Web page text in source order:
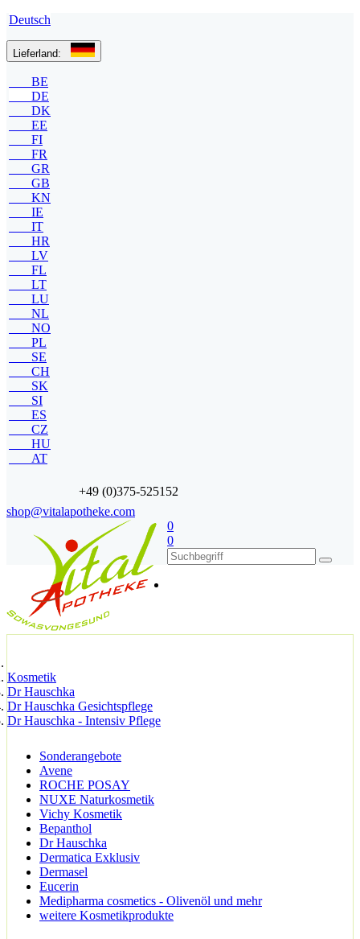
Deutsch
BE
DE
DK
EE
FI
FR
GR
GB
KN
IE
IT
HR
LV
FL
LT
LU
NL
NO
PL
SE
CH
SK
SI
ES
CZ
HU
AT
+49 (0)375-525152
shop@vitalapotheke.com
0
0
Kosmetik
Dr Hauschka
Dr Hauschka Gesichtspflege
Dr Hauschka - Intensiv Pflege
Sonderangebote
Avene
ROCHE POSAY
NUXE Naturkosmetik
Vichy Kosmetik
Bepanthol
Dr Hauschka
Dermatica Exklusiv
Dermasel
Eucerin
Medipharma cosmetics - Olivenöl und mehr
weitere Kosmetikprodukte